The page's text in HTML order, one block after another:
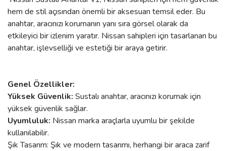
hem de stil açısından önemli bir aksesuarı temsil eder. Bu
anahtar, aracınızı korumanın yanı sıra görsel olarak da
etkileyici bir izlenim yaratır. Nissan sahipleri için tasarlanan bu
anahtar, işlevselliği ve estetiği bir araya getirir.
Genel Özellikler:
Yüksek Güvenlik: Sustalı anahtar, aracınızı korumak için
yüksek güvenlik sağlar.
Uyumluluk: Nissan marka araçlarla uyumlu bir şekilde
kullanılabilir.
Şık Tasarım: Şık ve modern tasarımı, herhangi bir araca zarif